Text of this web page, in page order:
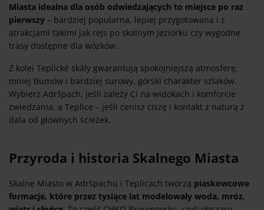
Miasta idealna dla osób odwiedzających to miejsce po raz
pierwszy – bardziej popularna, lepiej przygotowana i z
atrakcjami takimi jak rejs po skalnym jeziorku czy wygodne
trasy dostępne dla wózków.
Z kolei Teplické skály gwarantują spokojniejszą atmosferę,
mniej tłumów i bardziej surowy, górski charakter szlaków.
Wybierz Adršpach, jeśli zależy Ci na widokach i komforcie
zwiedzania, a Teplice – jeśli cenisz ciszę i kontakt z naturą z
dala od głównych ścieżek.
Przyroda i historia Skalnego Miasta
Skalne Miasto w Adršpachu i Teplicach tworzą piaskowcowe
formacje, które przez tysiące lat modelowały woda, mróz,